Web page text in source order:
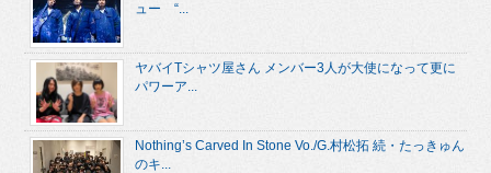
ュー “...
ヤバイTシャツ屋さん メンバー3人が大使になって更に
パワーア...
Nothing’s Carved In Stone Vo./G.村松拓 続・たっきゅん
のキ...